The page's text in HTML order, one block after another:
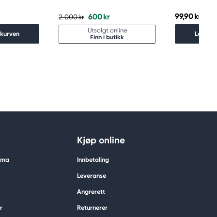
2 000 kr 600 kr
Utsolgt online
Finn i butikk
99,90 kr
Legg i
Kjøp online
Innbetaling
Leveranse
Angrerett
Returnerer